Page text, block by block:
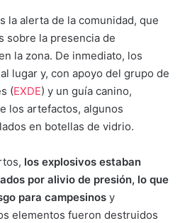
la alerta de la comunidad, que
sobre la presencia de
la zona. De inmediato, los
lugar y, con apoyo del grupo de
(EXDE) y un guía canino,
los artefactos, algunos
en botellas de vidrio.
los explosivos estaban
por alivio de presión, lo que
para campesinos y
elementos fueron destruidos